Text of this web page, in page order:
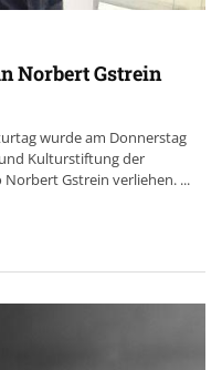
Norbert Gstrein
wurde am Donnerstag
Kulturstiftung der
Gstrein verliehen. ...